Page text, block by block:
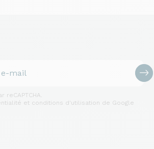
et conditions d'utilisation de Google